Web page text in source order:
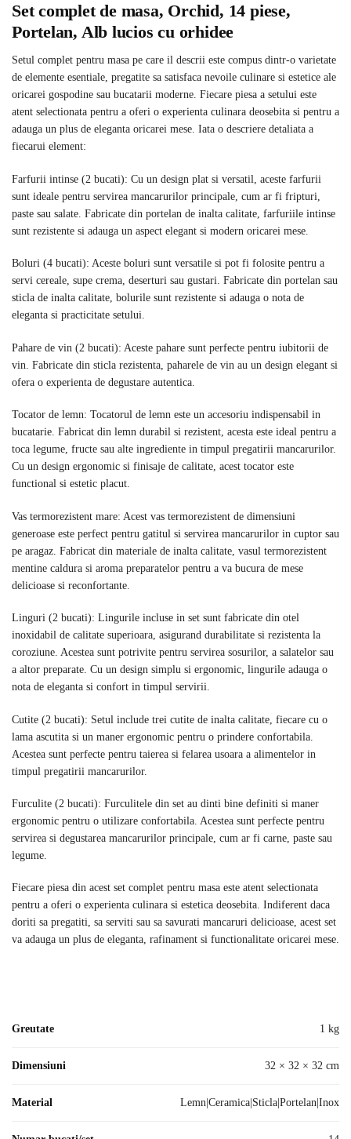
Set complet de masa, Orchid, 14 piese,
Portelan, Alb lucios cu orhidee
Setul complet pentru masa pe care il descrii este compus dintr-o varietate
de elemente esentiale, pregatite sa satisfaca nevoile culinare si estetice ale
oricarei gospodine sau bucatarii moderne. Fiecare piesa a setului este
atent selectionata pentru a oferi o experienta culinara deosebita si pentru a
adauga un plus de eleganta oricarei mese. Iata o descriere detaliata a
fiecarui element:
Farfurii intinse (2 bucati): Cu un design plat si versatil, aceste farfurii
sunt ideale pentru servirea mancarurilor principale, cum ar fi fripturi,
paste sau salate. Fabricate din portelan de inalta calitate, farfuriile intinse
sunt rezistente si adauga un aspect elegant si modern oricarei mese.
Boluri (4 bucati): Aceste boluri sunt versatile si pot fi folosite pentru a
servi cereale, supe crema, deserturi sau gustari. Fabricate din portelan sau
sticla de inalta calitate, bolurile sunt rezistente si adauga o nota de
eleganta si practicitate setului.
Pahare de vin (2 bucati): Aceste pahare sunt perfecte pentru iubitorii de
vin. Fabricate din sticla rezistenta, paharele de vin au un design elegant si
ofera o experienta de degustare autentica.
Tocator de lemn: Tocatorul de lemn este un accesoriu indispensabil in
bucatarie. Fabricat din lemn durabil si rezistent, acesta este ideal pentru a
toca legume, fructe sau alte ingrediente in timpul pregatirii mancarurilor.
Cu un design ergonomic si finisaje de calitate, acest tocator este
functional si estetic placut.
Vas termorezistent mare: Acest vas termorezistent de dimensiuni
generoase este perfect pentru gatitul si servirea mancarurilor in cuptor sau
pe aragaz. Fabricat din materiale de inalta calitate, vasul termorezistent
mentine caldura si aroma preparatelor pentru a va bucura de mese
delicioase si reconfortante.
Linguri (2 bucati): Lingurile incluse in set sunt fabricate din otel
inoxidabil de calitate superioara, asigurand durabilitate si rezistenta la
coroziune. Acestea sunt potrivite pentru servirea sosurilor, a salatelor sau
a altor preparate. Cu un design simplu si ergonomic, lingurile adauga o
nota de eleganta si confort in timpul servirii.
Cutite (2 bucati): Setul include trei cutite de inalta calitate, fiecare cu o
lama ascutita si un maner ergonomic pentru o prindere confortabila.
Acestea sunt perfecte pentru taierea si felarea usoara a alimentelor in
timpul pregatirii mancarurilor.
Furculite (2 bucati): Furculitele din set au dinti bine definiti si maner
ergonomic pentru o utilizare confortabila. Acestea sunt perfecte pentru
servirea si degustarea mancarurilor principale, cum ar fi carne, paste sau
legume.
Fiecare piesa din acest set complet pentru masa este atent selectionata
pentru a oferi o experienta culinara si estetica deosebita. Indiferent daca
doriti sa pregatiti, sa serviti sau sa savurati mancaruri delicioase, acest set
va adauga un plus de eleganta, rafinament si functionalitate oricarei mese.
Greutate 1 kg
Dimensiuni 32 × 32 × 32 cm
Material Lemn|Ceramica|Sticla|Portelan|Inox